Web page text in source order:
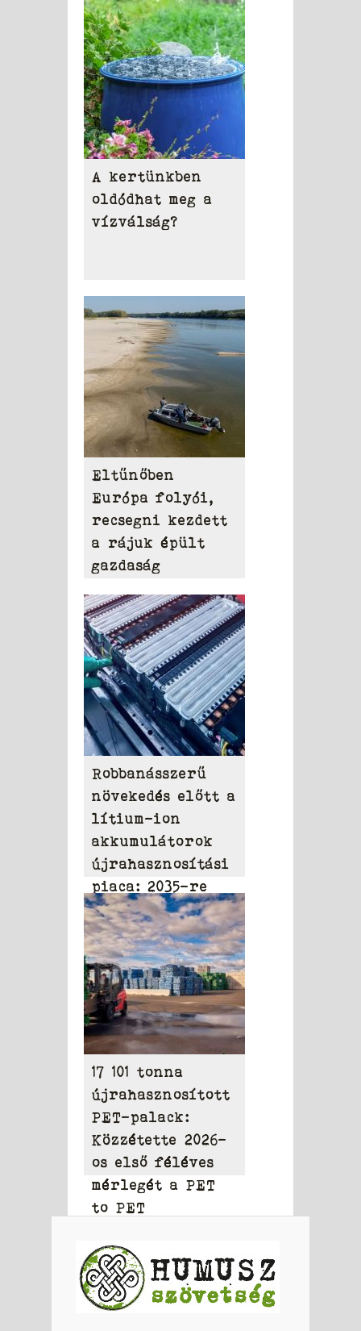
A kertünkben
oldódhat meg a
vízválság?
Eltűnőben
Európa folyói,
recsegni kezdett
a rájuk épült
gazdaság
Robbanásszerű
növekedés előtt a
lítium-ion
akkumulátorok
újrahasznosítási
piaca: 2035-re
elérheti a 31,95
milliárd dollárt
17 101 tonna
újrahasznosított
PET-palack:
Közzétette 2026-
os első féléves
mérlegét a PET
to PET